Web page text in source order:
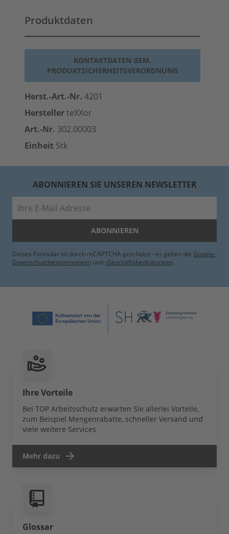
Produktdaten
KONTAKTDATEN GEM.
PRODUKTSICHERHEITSVERORDNUNG
Herst.-Art.-Nr. 4201
HerstellerteXXor
Art.-Nr. 302.00003
Einheit Stk
ABONNIEREN SIE UNSEREN NEWSLETTER
ABONNIEREN
Dieses Formular ist durch reCAPTCHA geschützt - es gelten die Google-
Datenschutzbestimmungen und -Geschäftsbedingungen.
Ihre Vorteile
Bei TOP Arbeitsschutz erwarten Sie allerlei Vorteile,
zum Beispiel Mengenrabatte, schneller Versand und
viele weitere Services
Mehr dazu
Glossar